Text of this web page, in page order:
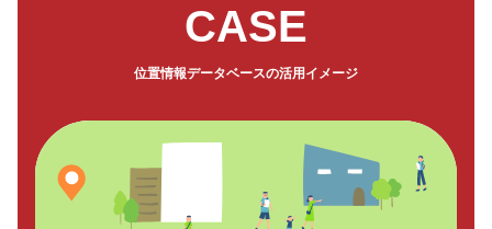
CASE
位置情報データベースの活用イメージ